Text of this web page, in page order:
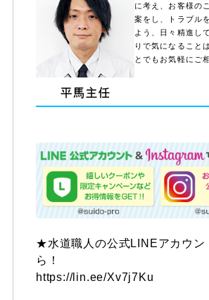
に考え、お客様の
案をし、トラブル
よう、日々精進し
りで気になること
とでもお気軽にご
★水道職人の公式LINEアカウン
ら！
https://lin.ee/Xv7j7Ku